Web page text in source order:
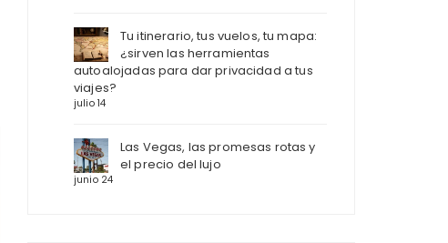
Tu itinerario, tus vuelos, tu mapa:
¿sirven las herramientas
autoalojadas para dar privacidad a tus
viajes?
julio 14
Las Vegas, las promesas rotas y
el precio del lujo
junio 24